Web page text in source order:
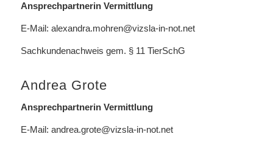
Ansprechpartnerin Vermittlung
E-Mail: alexandra.mohren@vizsla-in-not.net
Sachkundenachweis gem. § 11 TierSchG
Andrea Grote
Ansprechpartnerin Vermittlung
E-Mail: andrea.grote@vizsla-in-not.net